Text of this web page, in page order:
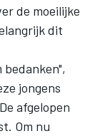
de moeilijke
dit
jongens
afgelopen
Om nu